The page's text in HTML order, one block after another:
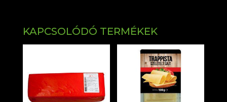
KAPCSOLÓDÓ TERMÉKEK